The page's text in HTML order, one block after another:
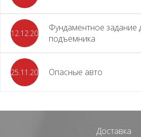
12.12.2023
Фундаментное задание
подъемника
25.11.2023 Опасные авто
Доставка